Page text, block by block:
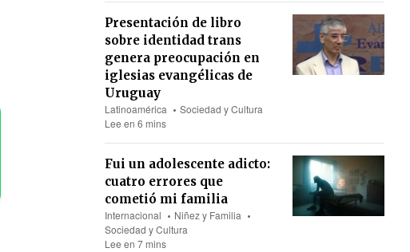
Presentación de libro
sobre identidad trans
genera preocupación en
iglesias evangélicas de
Uruguay
Latinoamérica
Sociedad y Cultura
Lee en 6 mins
Fui un adolescente adicto:
cuatro errores que
cometió mi familia
Internacional
Niñez y Familia
Sociedad y Cultura
Lee en 7 mins